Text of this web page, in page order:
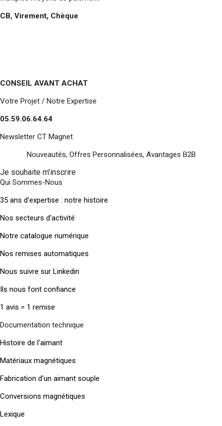
CB, Virement, Chèque
CONSEIL AVANT ACHAT
Votre Projet / Notre Expertise
05.59.06.64.64
Newsletter CT Magnet
Nouveautés, Offres Personnalisées, Avantages B2B
Je souhaite m'inscrire
Qui Sommes-Nous
35 ans d'expertise : notre histoire
Nos secteurs d'activité
Notre catalogue numérique
Nos remises automatiques
Nous suivre sur Linkedin
Ils nous font confiance
1 avis = 1 remise
Documentation technique
Histoire de l'aimant
Matériaux magnétiques
Fabrication d'un aimant souple
Conversions magnétiques
Lexique